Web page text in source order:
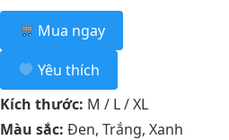
Mua ngay
Yêu thích
Kích thước: M / L / XL
Màu sắc: Đen, Trắng, Xanh